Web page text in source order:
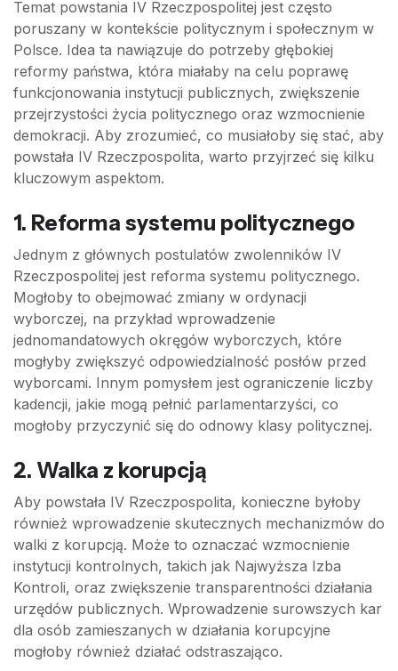
Temat powstania IV Rzeczpospolitej jest często
poruszany w kontekście politycznym i społecznym w
Polsce. Idea ta nawiązuje do potrzeby głębokiej
reformy państwa, która miałaby na celu poprawę
funkcjonowania instytucji publicznych, zwiększenie
przejrzystości życia politycznego oraz wzmocnienie
demokracji. Aby zrozumieć, co musiałoby się stać, aby
powstała IV Rzeczpospolita, warto przyjrzeć się kilku
kluczowym aspektom.
1. Reforma systemu politycznego
Jednym z głównych postulatów zwolenników IV
Rzeczpospolitej jest reforma systemu politycznego.
Mogłoby to obejmować zmiany w ordynacji
wyborczej, na przykład wprowadzenie
jednomandatowych okręgów wyborczych, które
mogłyby zwiększyć odpowiedzialność posłów przed
wyborcami. Innym pomysłem jest ograniczenie liczby
kadencji, jakie mogą pełnić parlamentarzyści, co
mogłoby przyczynić się do odnowy klasy politycznej.
2. Walka z korupcją
Aby powstała IV Rzeczpospolita, konieczne byłoby
również wprowadzenie skutecznych mechanizmów do
walki z korupcją. Może to oznaczać wzmocnienie
instytucji kontrolnych, takich jak Najwyższa Izba
Kontroli, oraz zwiększenie transparentności działania
urzędów publicznych. Wprowadzenie surowszych kar
dla osób zamieszanych w działania korupcyjne
mogłoby również działać odstraszająco.